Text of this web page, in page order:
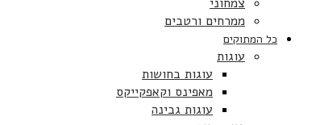
ממרחים ורטבים
כל המתוקים
עוגות
עוגות בחושות
מאפינס וקאפקייקס
עוגות גבינה